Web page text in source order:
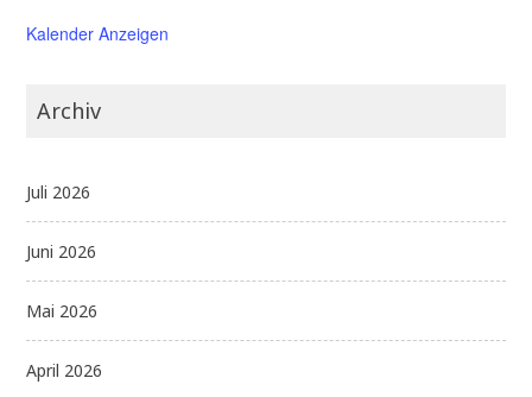
Kalender Anzeigen
Archiv
Juli 2026
Juni 2026
Mai 2026
April 2026